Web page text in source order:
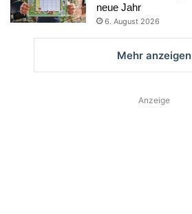
neue Jahr
6. August 2026
Mehr anzeigen
Anzeige